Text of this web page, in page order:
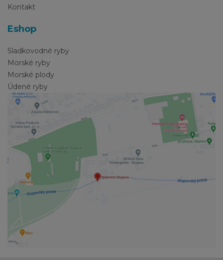
Kontakt
Eshop
Sladkovodné ryby
Morské ryby
Morské plody
Údené ryby